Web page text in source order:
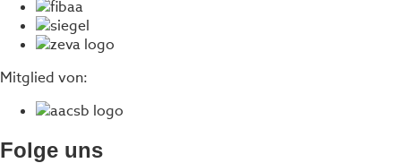
Mitglied von:
Folge uns